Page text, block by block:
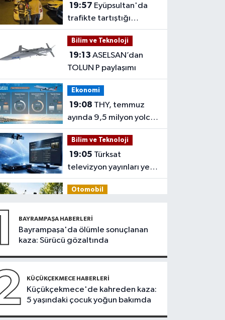
19:57
trafikte tartıştığı
sürücünün önünü kesip
tehdit eden saldırgana
180 bin lira ceza
Bilim ve Teknoloji
19:13
TOLUN P paylaşımı
Ekonomi
19:08
ayında 9,5 milyon yolcu
taşıdı
Bilim ve Teknoloji
19:05
televizyon yayınları yeni
nesil uydulara taşınıyor
Otomobil
deneyimi denize
taşınacak
Güncel
Spor
18:59Hamza Yerlikaya:
2028 Olimpiyatları'nda
BAYRAMPAŞA HABERLERI
Bayrampaşa'da ölümle sonuçlanan
kaza: Sürücü gözaltında
KÜÇÜKÇEKMECE HABERLERI
Küçükçekmece'de kahreden kaza:
5 yaşındaki çocuk yoğun bakımda